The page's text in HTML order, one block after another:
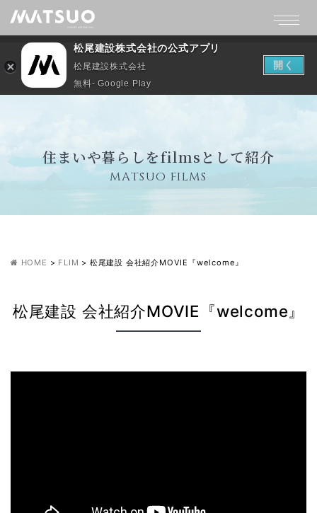
住まいや暮らしをfilmsとして紹介
MATSUO FILMS
HOME > FLIM > 松尾建設 会社紹介MOVIE『welcome』
松尾建設 会社紹介MOVIE『welcome』
松尾建設株式会社の公式アプリ
松尾建設株式会社
無料- Google Play
開く